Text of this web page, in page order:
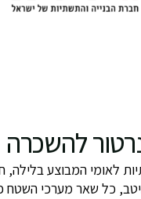
להשכרה
לאומי המבוצע
כל שאר מערכי השטח